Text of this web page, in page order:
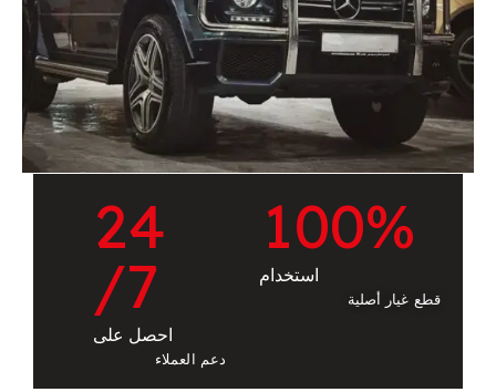
100%
استخدام
قطع غيار أصلية
24
/7
احصل على
دعم العملاء